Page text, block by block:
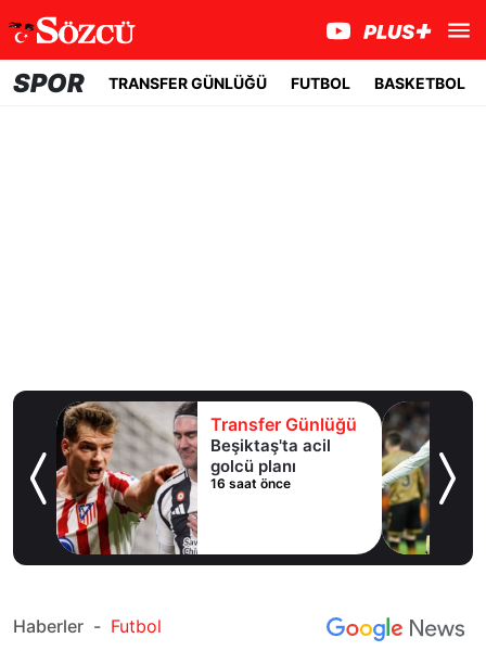
SPOR TRANSFER GÜNLÜĞÜ FUTBOL BASKETBOL
Transfer Günlüğü
Beşiktaş'ta acil
golcü planı
16 saat önce
Haberler - Futbol